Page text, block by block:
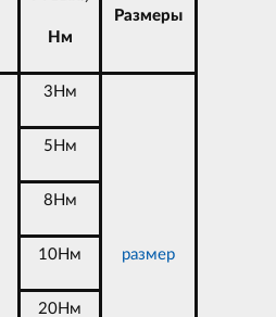
Нм
Размеры
3Нм
размер
5Нм
8Нм
10Нм
20Нм